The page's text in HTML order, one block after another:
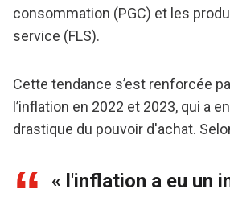
consommation (PGC) et les
service (FLS).
Cette tendance s’est renforcée
l’inflation en 2022 et 2023, qui a
drastique du pouvoir d'achat.
« l'inflation a eu un